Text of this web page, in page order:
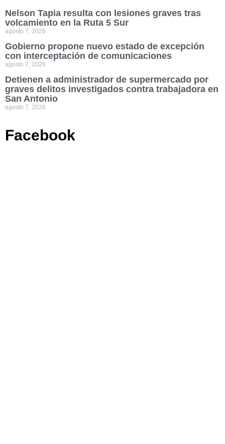
Nelson Tapia resulta con lesiones graves tras
volcamiento en la Ruta 5 Sur
agosto 7, 2026
Gobierno propone nuevo estado de excepción
con interceptación de comunicaciones
agosto 7, 2026
Detienen a administrador de supermercado por
graves delitos investigados contra trabajadora en
San Antonio
agosto 7, 2026
Facebook